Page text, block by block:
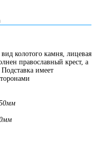
колотого камня, лицевая
православный крест, а
имеет